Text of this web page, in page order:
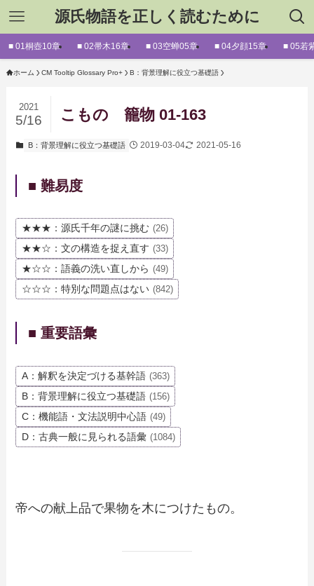
源氏物語を正しく読むために
■ 01桐壺10章 ■ 02帚木16章 ■ 03空蝉05章 ■ 04夕顔15章 ■ 05若
ホーム CM Tooltip Glossary Pro+ B：背景理解に役立つ基礎語
こもの 籠物 01-163
2021
5/16
B：背景理解に役立つ基礎語 2019-03-04 2021-05-16
■ 難易度
★★★：源氏千年の謎に挑む (26)
★★☆：文の構造を捉え直す (33)
★☆☆：語義の洗い直しから (49)
☆☆☆：特別な問題点はない (842)
■ 重要語彙
A：解釈を決定づける基幹語 (363)
B：背景理解に役立つ基礎語 (156)
C：機能語・文法説明中心語 (49)
D：古典一般に見られる語彙 (1084)
帝への献上品で果物を木につけたもの。